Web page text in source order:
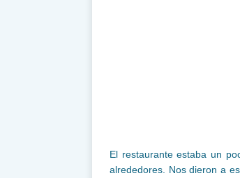
El restaurante estaba un
alrededores. Nos dieron a